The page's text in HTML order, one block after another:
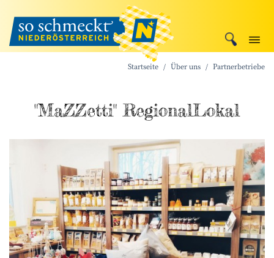
Startseite Über uns Partnerbetriebe
"MaZZetti" RegionalLokal